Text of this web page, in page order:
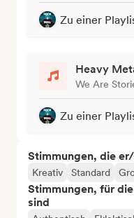
Zu einer
Heavy
We Are
Zu einer
Stimmungen, die
Kreativ Standard
Stimmungen, für
sind